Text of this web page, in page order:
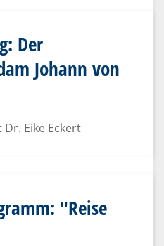
Der
Johann von
Dr. Eike Eckert
"Reise